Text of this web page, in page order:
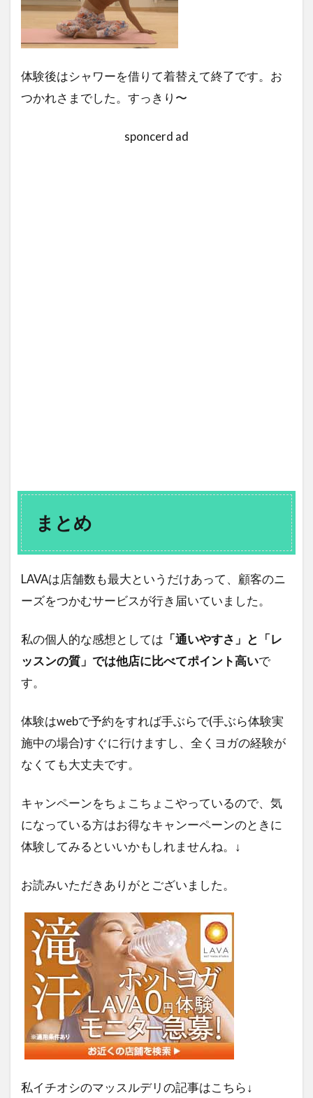
体験後はシャワーを借りて着替えて終了です。お
つかれさまでした。すっきり〜
sponcerd ad
まとめ
LAVAは店舗数も最大というだけあって、顧客のニ
ーズをつかむサービスが行き届いていました。
私の個人的な感想としては 「通いやすさ」と「レ
ッスンの質」では他店に比べてポイント高いで
す。
体験はwebで予約をすれば手ぶらで(手ぶら体験実
施中の場合)すぐに行けますし、全くヨガの経験が
なくても大丈夫です。
キャンペーンをちょこちょこやっているので、気
になっている方はお得なキャンーペーンのときに
体験してみるといいかもしれませんね。↓
お読みいただきありがとございました。
私イチオシのマッスルデリの記事はこちら↓